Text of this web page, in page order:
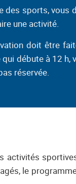
sports, vous
une activité.
doit être
débute à 12
réservée.
le